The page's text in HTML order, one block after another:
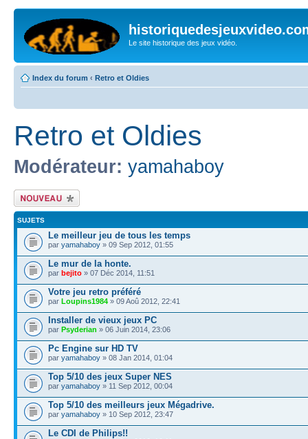
Le site historique des jeux vidéo.
Index du forum ‹ Retro et Oldies
Retro et Oldies
Modérateur: yamahaboy
Écrire un nouveau
sujet
SUJETS
Le meilleur jeu de tous les temps
par yamahaboy » 09 Sep 2012, 01:55
Le mur de la honte.
par bejito » 07 Déc 2014, 11:51
Votre jeu retro préféré
par Loupins1984 » 09 Aoû 2012, 22:41
Installer de vieux jeux PC
par Psyderian » 06 Juin 2014, 23:06
Pc Engine sur HD TV
par yamahaboy » 08 Jan 2014, 01:04
Top 5/10 des jeux Super NES
par yamahaboy » 11 Sep 2012, 00:04
Top 5/10 des meilleurs jeux Mégadrive.
par yamahaboy » 10 Sep 2012, 23:47
Le CDI de Philips!!